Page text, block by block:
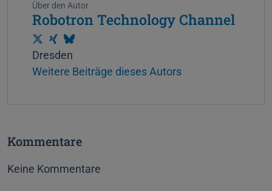
Über den Autor
Robotron Technology Channel
T
w
i
r
X
n
B
l
u
y
Dresden
Weitere Beiträge dieses Autors
Kommentare
Keine Kommentare